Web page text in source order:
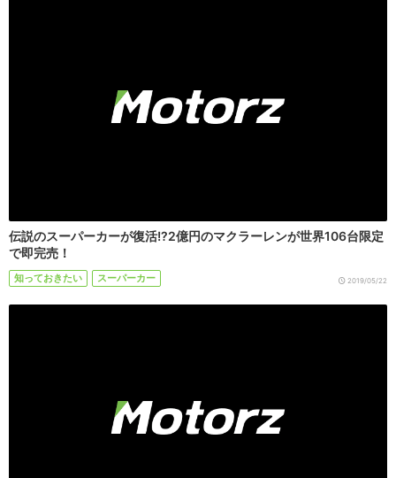
伝説のスーパーカーが復活!?2億円のマクラーレンが世界106台限定
で即完売！
知っておきたい スーパーカー 2019/05/22